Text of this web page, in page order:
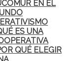
EN EL
ES UNA
QUÉ ELEGIR